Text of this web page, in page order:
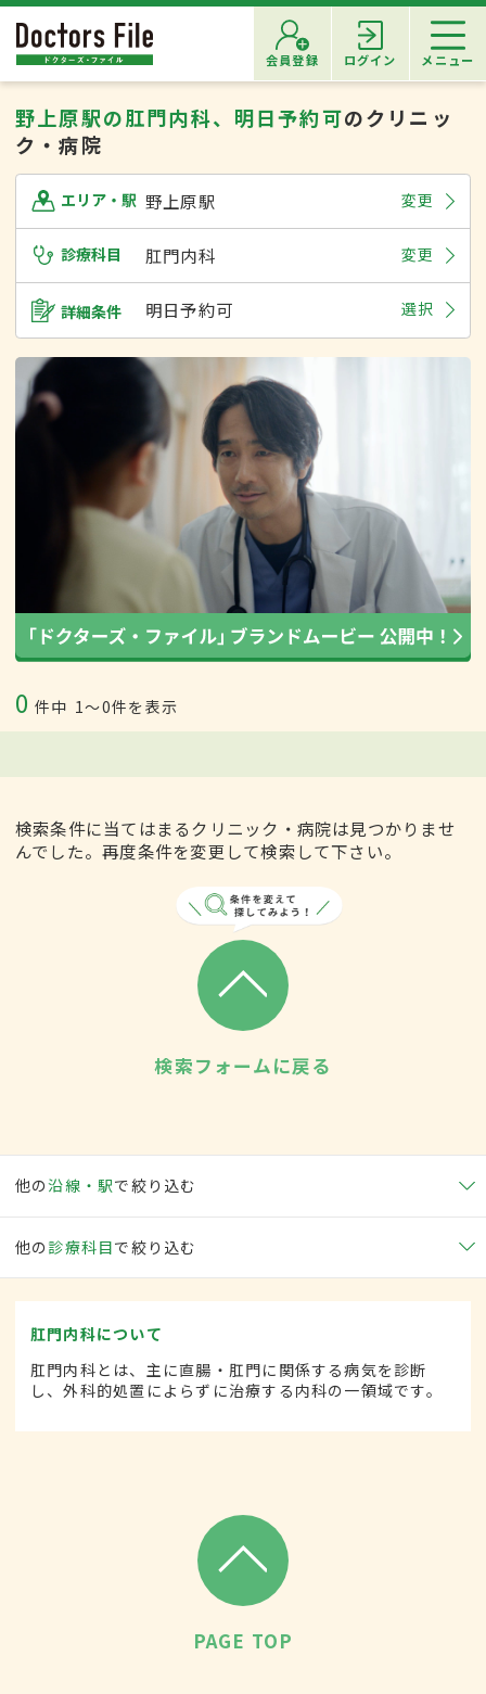
会員登録 ログイン メニュー
野上原駅の肛門内科、明日予約可のクリニッ
ク・病院
エリア・駅 野上原駅 変更
診療科目 肛門内科 変更
詳細条件 明日予約可 選択
0 件中 1〜0件を表示
検索条件に当てはまるクリニック・病院は見つかりませ
んでした。再度条件を変更して検索して下さい。
検索フォームに戻る
他の沿線・駅で絞り込む
他の 診療科目で絞り込む
肛門内科について
肛門内科とは、主に直腸・肛門に関係する病気を診断
し、外科的処置によらずに治療する内科の一領域です。
PAGE TOP